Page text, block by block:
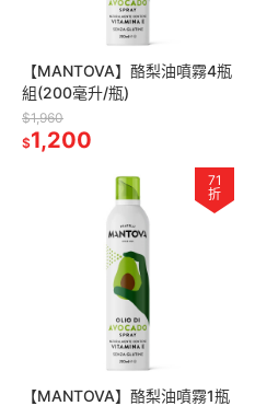
【MANTOVA】酪梨油噴霧4瓶
組(200毫升/瓶)
$1,960
$1,200
71
折
【MANTOVA】酪梨油噴霧1瓶